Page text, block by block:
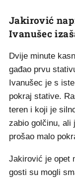
Jakirović
Ivanušec
Dvije minute
gađao prvu
Ivanušec je s
pokraj stative.
teren i koji je
zabio golčinu, ali
prošao malo
Jakirović je opet
gosti su mogli